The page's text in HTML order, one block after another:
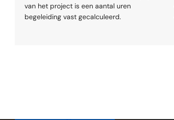
van het project is een aantal uren
begeleiding vast gecalculeerd.